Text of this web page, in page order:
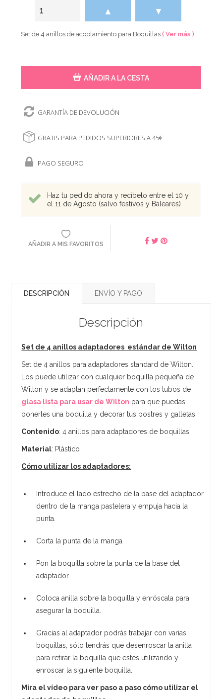
▲ ▼
Set de 4 anillos de acoplamiento para Boquillas( Ver más )
AÑADIR A LA CESTA
GARANTÍA DE DEVOLUCIÓN
GRATIS PARA PEDIDOS SUPERIORES A 45€
PAGO SEGURO
Haz tu pedido ahora y recíbelo entre el 10 y
el 11 de Agosto (salvo festivos y Baleares)
AÑADIR A MIS FAVORITOS
DESCRIPCIÓN ENVÍO Y PAGO
Descripción
Set de 4 anillos adaptadores estándar de Wilton
Set de 4 anillos para adaptadores standard de Wilton.
Los puede utilizar con cualquier boquilla pequeña de
Wilton y se adaptan perfectamente con los tubos de
glasa lista para usar de Wilton para que puedas
ponerles una boquilla y decorar tus postres y galletas.
Contenido: 4 anillos para adaptadores de boquillas.
Material: Plástico
Cómo utilizar los adaptadores:
Introduce el lado estrecho de la base del adaptador
dentro de la manga pastelera y empuja hacia la
punta.
Corta la punta de la manga.
Pon la boquilla sobre la punta de la base del
adaptador.
Coloca anilla sobre la boquilla y enróscala para
asegurar la boquilla.
Gracias al adaptador podrás trabajar con varias
boquillas, sólo tendrás que desenroscar la anilla
para retirar la boquilla que estés utilizando y
enroscar la siguiente boquilla.
Mira el vídeo para ver paso a paso cómo utilizar el